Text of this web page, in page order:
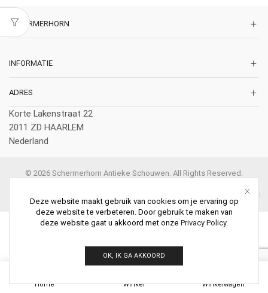
SCHERMERHORN
INFORMATIE
ADRES
Korte Lakenstraat 22
2011 ZD HAARLEM
Nederland
© 2026 Schermerhorn Antieke Schouwen. All Rights Reserved.
Home Winkel Winkelwagen
Deze website maakt gebruik van cookies om je ervaring op
deze website te verbeteren. Door gebruik te maken van
deze website gaat u akkoord met onze Privacy Policy.
OK, IK GA AKKOORD